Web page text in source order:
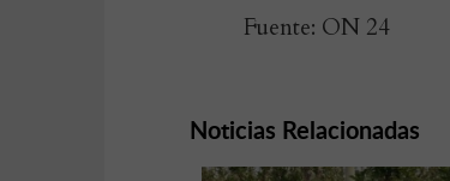
Fuente: ON 24
Noticias Relacionadas